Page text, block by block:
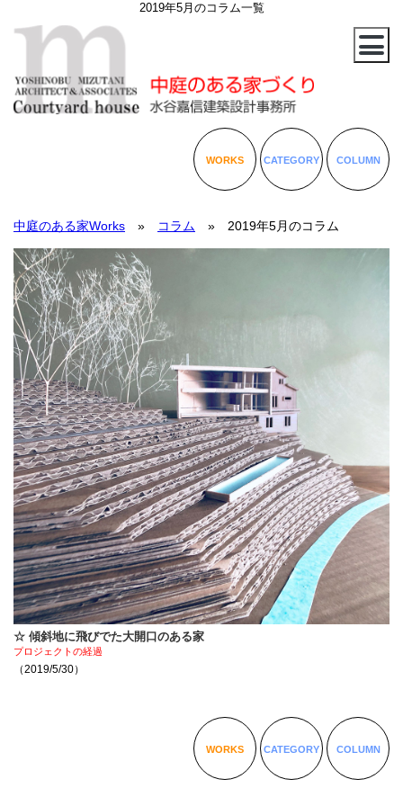
2019年5月のコラム一覧
WORKS CATEGORY COLUMN
中庭のある家Works » コラム » 2019年5月のコラム
☆ 傾斜地に飛びでた大開口のある家
プロジェクトの経過
（2019/5/30）
WORKS CATEGORY COLUMN